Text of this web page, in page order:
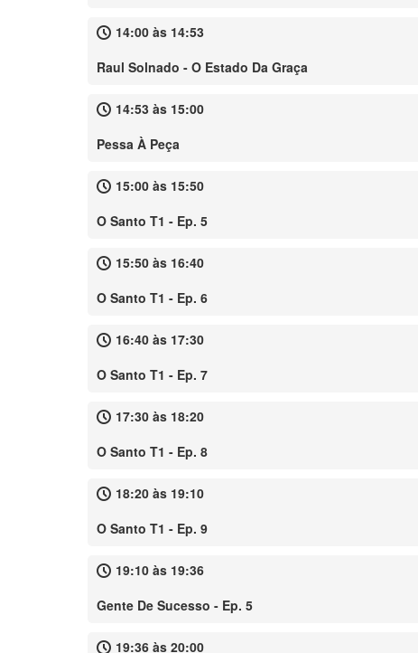
14:00 às 14:53
Raul Solnado - O Estado Da Graça
14:53 às 15:00
Pessa À Peça
15:00 às 15:50
O Santo T1 - Ep. 5
15:50 às 16:40
O Santo T1 - Ep. 6
16:40 às 17:30
O Santo T1 - Ep. 7
17:30 às 18:20
O Santo T1 - Ep. 8
18:20 às 19:10
O Santo T1 - Ep. 9
19:10 às 19:36
Gente De Sucesso - Ep. 5
19:36 às 20:00